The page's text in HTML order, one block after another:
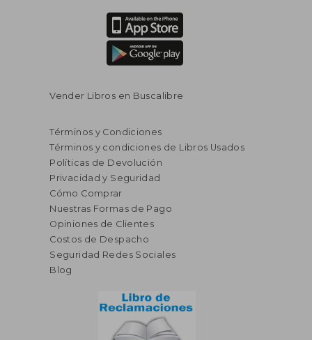
Vender Libros en Buscalibre
Términos y Condiciones
Términos y condiciones de Libros Usados
Políticas de Devolución
Privacidad y Seguridad
Cómo Comprar
Nuestras Formas de Pago
Opiniones de Clientes
Costos de Despacho
Seguridad Redes Sociales
Blog